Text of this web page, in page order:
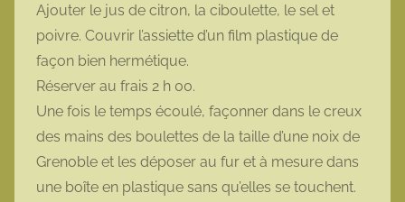
Ajouter le jus de citron, la ciboulette, le sel et
poivre. Couvrir l’assiette d’un film plastique de
façon bien hermétique.
Réserver au frais 2 h 00.
Une fois le temps écoulé, façonner dans le creux
des mains des boulettes de la taille d’une noix de
Grenoble et les déposer au fur et à mesure dans
une boîte en plastique sans qu’elles se touchent.